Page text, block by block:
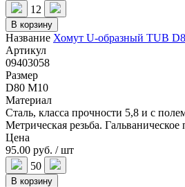
12
В корзину
Название Хомут U-образный TUB
Артикул
09403058
Размер
D80 M10
Материал
Сталь, класса прочности 5,8 и с
Метрическая резьба.
Цена
95.00 руб. / шт
50
В корзину